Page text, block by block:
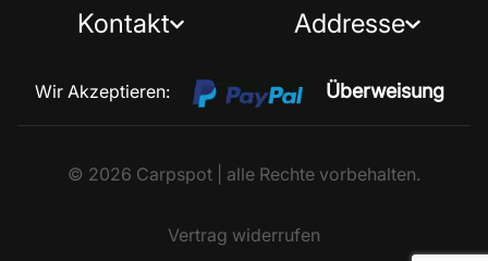
Kontakt
Addresse
Wir Akzeptieren: Überweisung
© 2026 Carpspot | alle Rechte vorbehalten.
Vertrag widerrufen